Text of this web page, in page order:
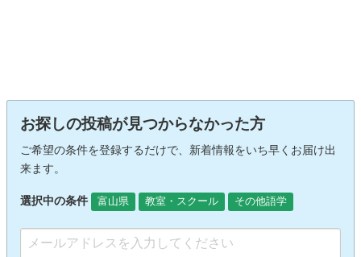
お探しの投稿が見つからなかった方
ご希望の条件を登録するだけで、新着情報をいち早くお届け出
来ます。
選択中の条件 富山県 教室・スクール その他語学